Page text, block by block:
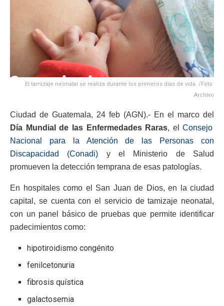
El tamizaje neonatal se realiza durante los primeros días de vida. /Foto:
Archivo
Ciudad de Guatemala, 24 feb (AGN).- En el marco del
Día Mundial de las Enfermedades Raras, elConsejo
Nacional para la Atención de las Personas con
Discapacidad (Conadi) y el Ministerio de Salud
promueven la detección temprana de esas patologías.
En hospitales como el San Juan de Dios, en la ciudad
capital, se cuenta con el servicio de tamizaje neonatal,
con un panel básico de pruebas que permite identificar
padecimientos como:
hipotiroidismo congénito
fenilcetonuria
fibrosis quística
galactosemia